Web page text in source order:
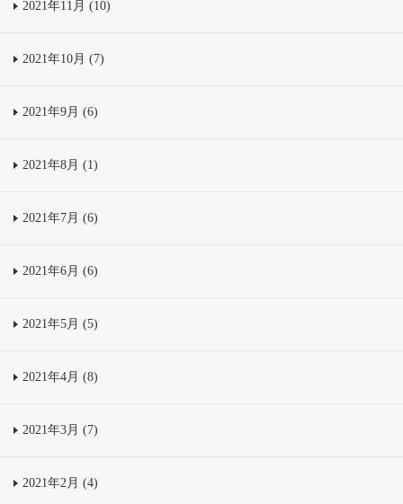
2021年11月 (10)
2021年10月 (7)
2021年9月 (6)
2021年8月 (1)
2021年7月 (6)
2021年6月 (6)
2021年5月 (5)
2021年4月 (8)
2021年3月 (7)
2021年2月 (4)